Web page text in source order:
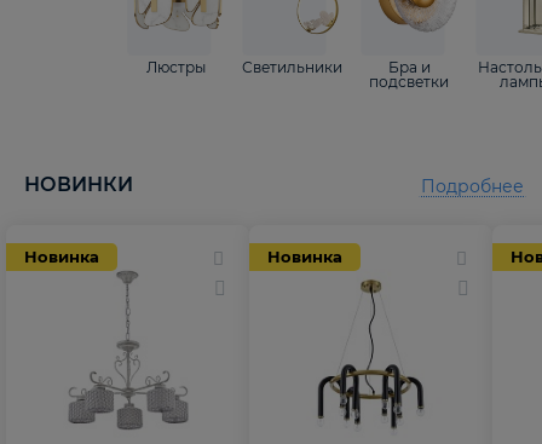
Люстры Светильники
Бра и
подсветки
НОВИНКИ
Новинка Новинка
Подробнее